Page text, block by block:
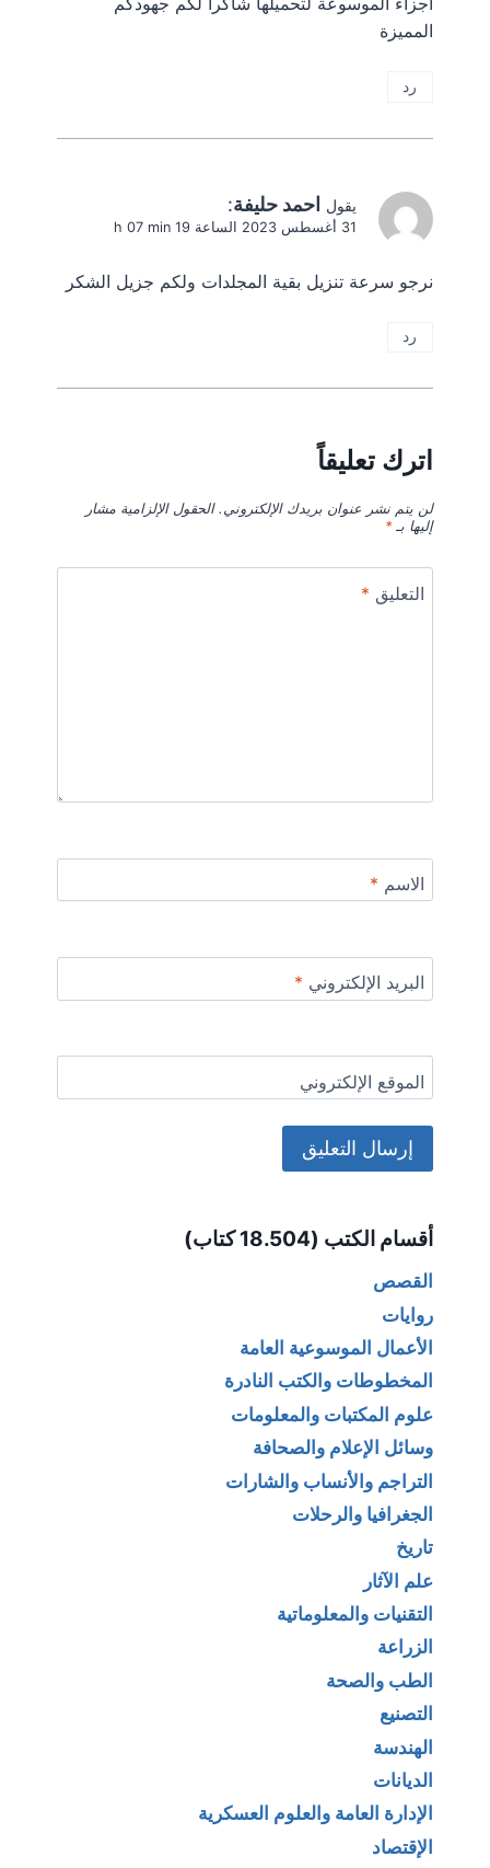
المميزة
رد
يقول احمد حليفة:
31 أغسطس 2023 الساعة 19 h 07 min
نرجو سرعة تنزيل بقية المجلدات ولكم جزيل الشكر
رد
اترك تعليقاً
لن يتم نشر عنوان بريدك الإلكتروني. الحقول الإلزامية مشار
إليها بـ*
التعليق *
الاسم *
البريد الإلكتروني *
الموقع الإلكتروني
أقسام الكتب (18.504 كتاب)
القصص
روايات
الأعمال الموسوعية العامة
المخطوطات والكتب النادرة
علوم المكتبات والمعلومات
وسائل الإعلام والصحافة
التراجم والأنساب والشارات
الجغرافيا والرحلات
تاريخ
علم الآثار
التقنيات والمعلوماتية
الزراعة
الطب والصحة
التصنيع
الهندسة
الديانات
الإدارة العامة والعلوم العسكرية
الإقتصاد